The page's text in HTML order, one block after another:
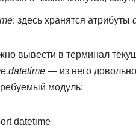
: здесь хранятся атрибуты
вывести в терминал
— из него
модуль:
datetime